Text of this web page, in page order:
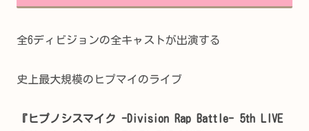
全6ディビジョンの全キャストが出演する
史上最大規模のヒプマイのライブ
『ヒプノシスマイク -Division Rap Battle- 5th LIVE